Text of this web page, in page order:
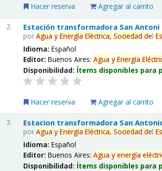
Hacer reserva Agregar al carrito
2. Estación transformadora San Antoni
porAgua y Energía Eléctrica, Sociedad del
Idioma:Español
Editor:Buenos Aires:Agua y Energía
Disponibilidad: Ítems disponibles para
Hacer reserva Agregar al carrito
3. Estacion transformadora San
porAgua y Energía Eléctrica, Sociedad del
Idioma:Español
Editor:Buenos Aires:Agua y energía
Disponibilidad: Ítems disponibles para